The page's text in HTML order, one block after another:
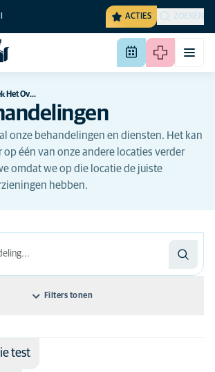
ACTIES ZOEKEN
AniCura Dierenkliniek Het Overbosch - Oostvoorne
onze behandelingen en diensten. Het kan
op één van onze andere locaties verder
omdat we op die locatie de juiste
hebben.
Filters tonen
test